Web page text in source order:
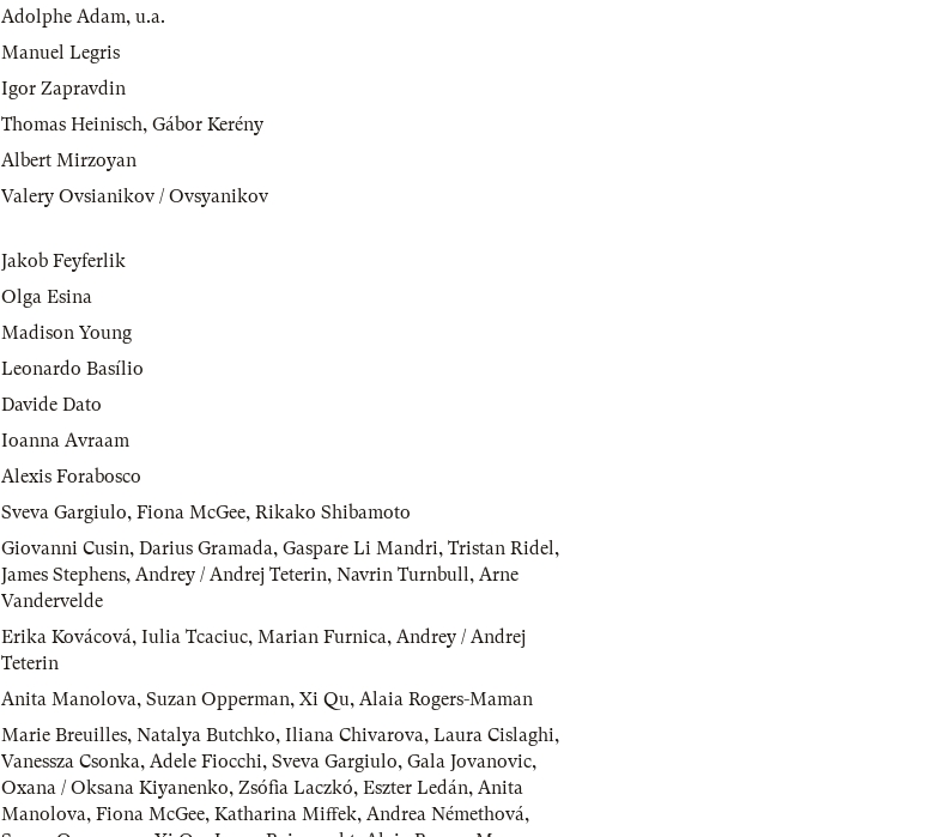
Adolphe Adam, u.a.
Manuel Legris
Igor Zapravdin
Thomas Heinisch, Gábor Kerény
Albert Mirzoyan
Valery Ovsianikov / Ovsyanikov
Jakob Feyferlik
Olga Esina
Madison Young
Leonardo Basílio
Davide Dato
Ioanna Avraam
Alexis Forabosco
Sveva Gargiulo, Fiona McGee, Rikako Shibamoto
Giovanni Cusin, Darius Gramada, Gaspare Li Mandri, Tristan Ridel,
James Stephens, Andrey / Andrej Teterin, Navrin Turnbull, Arne
Vandervelde
Erika Kovácová, Iulia Tcaciuc, Marian Furnica, Andrey / Andrej
Teterin
Anita Manolova, Suzan Opperman, Xi Qu, Alaia Rogers-Maman
Marie Breuilles, Natalya Butchko, Iliana Chivarova, Laura Cislaghi,
Vanessza Csonka, Adele Fiocchi, Sveva Gargiulo, Gala Jovanovic,
Oxana / Oksana Kiyanenko, Zsófia Laczkó, Eszter Ledán, Anita
Manolova, Fiona McGee, Katharina Miffek, Andrea Némethová,